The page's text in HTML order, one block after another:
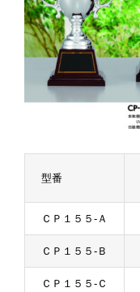
型番
ＣＰ１５５-Ａ
ＣＰ１５５-Ｂ
ＣＰ１５５-Ｃ